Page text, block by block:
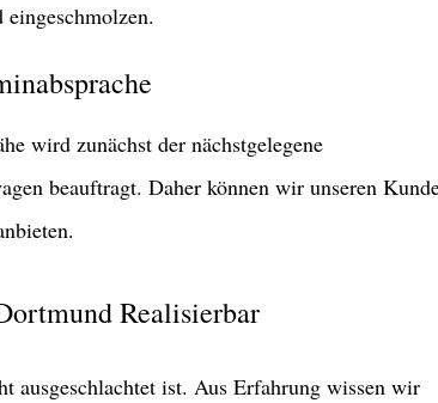
wird zunächst der nächstgelegene
beauftragt. Daher können wir unseren
Realisierbar
ist. Aus Erfahrung wissen wir